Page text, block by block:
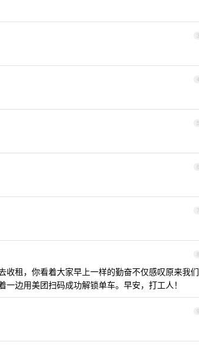
3
4
5
6
7
8
租，你看着大家早上一样的勤奋不仅感叹原来我们
边用美团扫码成功解锁单车。早安，打工人！
9